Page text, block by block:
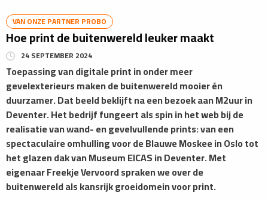
VAN ONZE PARTNER PROBO
Hoe print de buitenwereld leuker maakt
24 SEPTEMBER 2024
Toepassing van digitale print in onder meer
gevelexterieurs maken de buitenwereld mooier én
duurzamer. Dat beeld beklijft na een bezoek aan M2uur in
Deventer. Het bedrijf fungeert als spin in het web bij de
realisatie van wand- en gevelvullende prints: van een
spectaculaire omhulling voor de Blauwe Moskee in Oslo tot
het glazen dak van Museum EICAS in Deventer. Met
eigenaar Freekje Vervoord spraken we over de
buitenwereld als kansrijk groeidomein voor print.